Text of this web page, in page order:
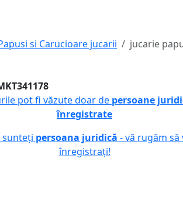
si Carucioare jucarii jucarie
pot fi văzute doar de persoane
înregistrate
sunteți persoana juridică - vă rugăm să
înregistrați!